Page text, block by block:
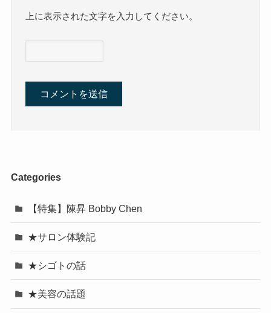
上に表示された文字を入力してください。
Categories
【特集】陳昇 Bobby Chen
★サロン体験記
★シゴトの話
★美容の話題